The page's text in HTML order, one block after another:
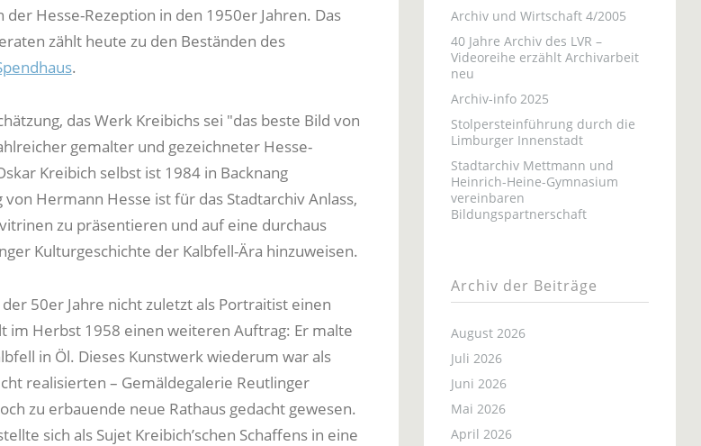
Hesse-Rezeption in den 1950er Jahren. Das
zählt heute zu den Beständen des
.
das Werk Kreibichs sei "das beste Bild von
gemalter und gezeichneter Hesse-
Kreibich selbst ist 1984 in Backnang
Hermann Hesse ist für das Stadtarchiv Anlass,
zu präsentieren und auf eine durchaus
Kulturgeschichte der Kalbfell-Ära hinzuweisen.
50er Jahre nicht zuletzt als Portraitist einen
im Herbst 1958 einen weiteren Auftrag: Er malte
in Öl. Dieses Kunstwerk wiederum war als
realisierten – Gemäldegalerie Reutlinger
zu erbauende neue Rathaus gedacht gewesen.
sich als Sujet Kreibich’schen Schaffens in eine
Archiv und Wirtschaft 4/2005
40 Jahre Archiv des LVR –
Videoreihe erzählt Archivarbeit
neu
Archiv-info 2025
Stolpersteinführung durch die
Limburger Innenstadt
Stadtarchiv Mettmann und
Heinrich-Heine-Gymnasium
vereinbaren
Bildungspartnerschaft
Archiv der Beiträge
August 2026
Juli 2026
Juni 2026
Mai 2026
April 2026